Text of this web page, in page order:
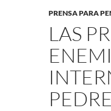
PRENSA PARA
LAS